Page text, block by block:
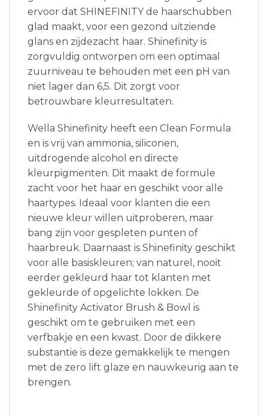
ervoor dat SHINEFINITY de haarschubben
glad maakt, voor een gezond uitziende
glans en zijdezacht haar. Shinefinity is
zorgvuldig ontworpen om een optimaal
zuurniveau te behouden met een pH van
niet lager dan 6,5. Dit zorgt voor
betrouwbare kleurresultaten.
Wella Shinefinity heeft een Clean Formula
en is vrij van ammonia, siliconen,
uitdrogende alcohol en directe
kleurpigmenten. Dit maakt de formule
zacht voor het haar en geschikt voor alle
haartypes. Ideaal voor klanten die een
nieuwe kleur willen uitproberen, maar
bang zijn voor gespleten punten of
haarbreuk. Daarnaast is Shinefinity geschikt
voor alle basiskleuren; van naturel, nooit
eerder gekleurd haar tot klanten met
gekleurde of opgelichte lokken. De
Shinefinity Activator Brush & Bowl is
geschikt om te gebruiken met een
verfbakje en een kwast. Door de dikkere
substantie is deze gemakkelijk te mengen
met de zero lift glaze en nauwkeurig aan te
brengen.